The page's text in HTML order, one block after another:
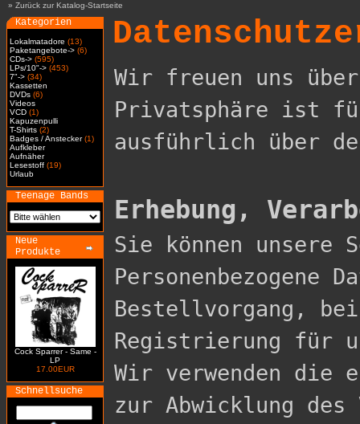
» Zurück zur Katalog-Startseite
Kategorien
Lokalmatadore (13)
Paketangebote-> (6)
CDs-> (595)
LPs/10"-> (453)
7"-> (34)
Kassetten
DVDs (6)
Videos
VCD (1)
Kapuzenpulli
T-Shirts (2)
Badges / Anstecker(1)
Aufkleber
Aufnäher
Lesestoff (19)
Urlaub
Teenage Bands
Neue
Produkte
Cock Sparrer - Same -
LP
17.00EUR
Schnellsuche
Wir freuen uns
Privatsphäre ist
ausführlich über
Erhebung,
Sie können unsere
Personenbezogene
Bestellvorgang,
Registrierung für
Wir verwenden die
zur Abwicklung